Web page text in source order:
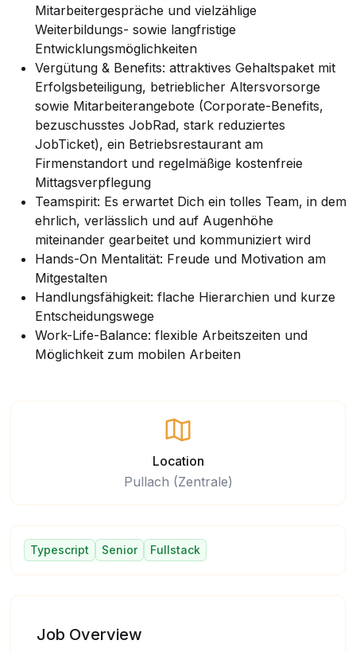
Mitarbeitergespräche und vielzählige
Weiterbildungs- sowie langfristige
Entwicklungsmöglichkeiten
Vergütung & Benefits: attraktives Gehaltspaket mit
Erfolgsbeteiligung, betrieblicher Altersvorsorge
sowie Mitarbeiterangebote (Corporate-Benefits,
bezuschusstes JobRad, stark reduziertes
JobTicket), ein Betriebsrestaurant am
Firmenstandort und regelmäßige kostenfreie
Mittagsverpflegung
Teamspirit: Es erwartet Dich ein tolles Team, in dem
ehrlich, verlässlich und auf Augenhöhe
miteinander gearbeitet und kommuniziert wird
Hands-On Mentalität: Freude und Motivation am
Mitgestalten
Handlungsfähigkeit: flache Hierarchien und kurze
Entscheidungswege
Work-Life-Balance: flexible Arbeitszeiten und
Möglichkeit zum mobilen Arbeiten
Location
Pullach (Zentrale)
Typescript Senior Fullstack
Job Overview